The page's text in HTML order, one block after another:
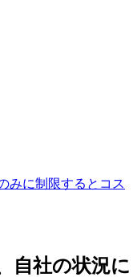
みに制限するとコス
自社の状況に